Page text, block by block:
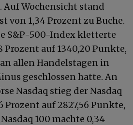
Auf Wochensicht stand
von 1,34 Prozent zu Buche.
S&P-500-Index kletterte
Prozent auf 1340,20 Punkte,
allen Handelstagen in
geschlossen hatte. An
Nasdaq stieg der Nasdaq
Prozent auf 2827,56 Punkte,
100 machte 0,34